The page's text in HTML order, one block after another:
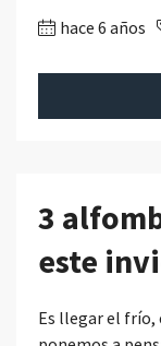
hace 6 años
3
este
Es llegar el